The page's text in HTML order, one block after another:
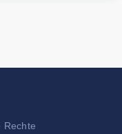
Rechte